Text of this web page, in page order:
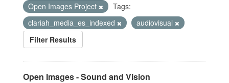
Open Images Project
Tags:
clariah_media_es_indexed
audiovisual
Filter Results
Open Images - Sound and Vision